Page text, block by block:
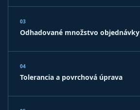
03
Odhadované množstvo objednávky
04
Tolerancia a povrchová úprava